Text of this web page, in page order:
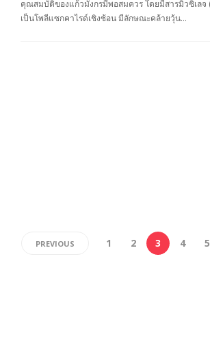
คุณสมบัติของแก้วมังกรมีพอสมควร โดยมีสารมิวซิเลจ
เป็นโพลีแซกคาไรด์เชิงซ้อน มีลักษณะคล้ายวุ้น…
PREVIOUS 1 2 3 4 5